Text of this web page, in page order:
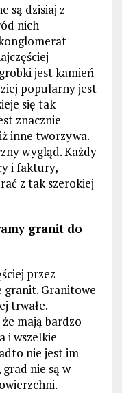
są dzisiaj z
nich
jest kamień
popularny jest
się tak
znacznie
inne tworzywa.
wygląd. Każdy
i faktury,
z tak szerokiej
granit do
przez
granit. Granitowe
trwałe.
mają bardzo
i wszelkie
nie jest im
nie są w